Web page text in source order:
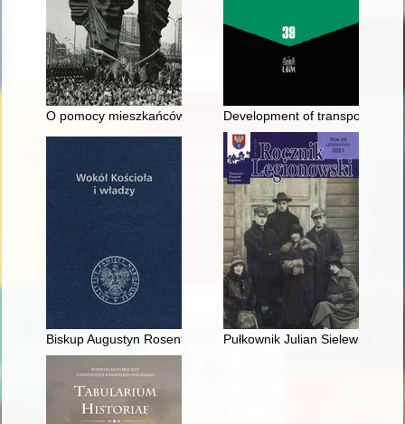
O pomocy mieszkańców II Rzeczypospolitej dla powstańców
Development of transport as a
Biskup Augustyn Rosentreter, diecezja chełmińska a II
Pułkownik Julian Sielewicz